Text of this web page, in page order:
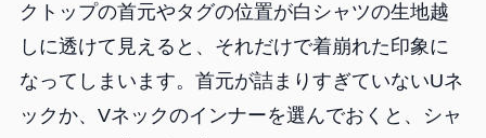
クトップの首元やタグの位置が白シャツの生地越
しに透けて見えると、それだけで着崩れた印象に
なってしまいます。首元が詰まりすぎていないUネ
ックか、Vネックのインナーを選んでおくと、シャ